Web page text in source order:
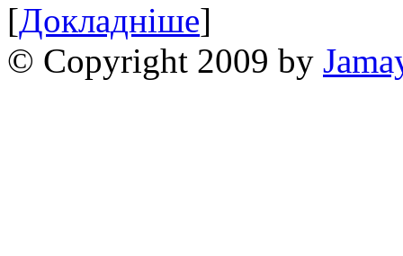
[Докладніше]
© Copyright 2009 by